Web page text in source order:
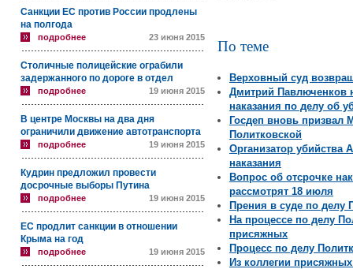
Санкции ЕС против России продлены
на полгода
подробнее 23 июня 2015
Столичные полицейские ограбили
задержанного по дороге в отдел
подробнее 19 июня 2015
В центре Москвы на два дня
ограничили движение автотранспорта
подробнее 19 июня 2015
Кудрин предложил провести
досрочные выборы Путина
подробнее 19 июня 2015
ЕС продлит санкции в отношении
Крыма на год
подробнее 19 июня 2015
По теме
Верховный суд
Дмитрий Павлюченков
наказания по делу об
Госдеп вновь призвал
Политковской
Организатор убийства
наказания
Вопрос об отсрочке
рассмотрят 18 июля
Прения в суде по делу
На процессе по делу
присяжных
Процесс по делу
Из коллегии